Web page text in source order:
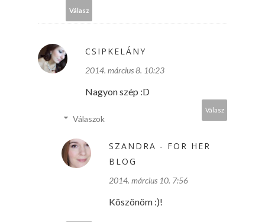
Válasz
CSIPKELÁNY
2014. március 8. 10:23
Nagyon szép :D
Válasz
Válaszok
SZANDRA - FOR HER
BLOG
2014. március 10. 7:56
Köszönöm :)!